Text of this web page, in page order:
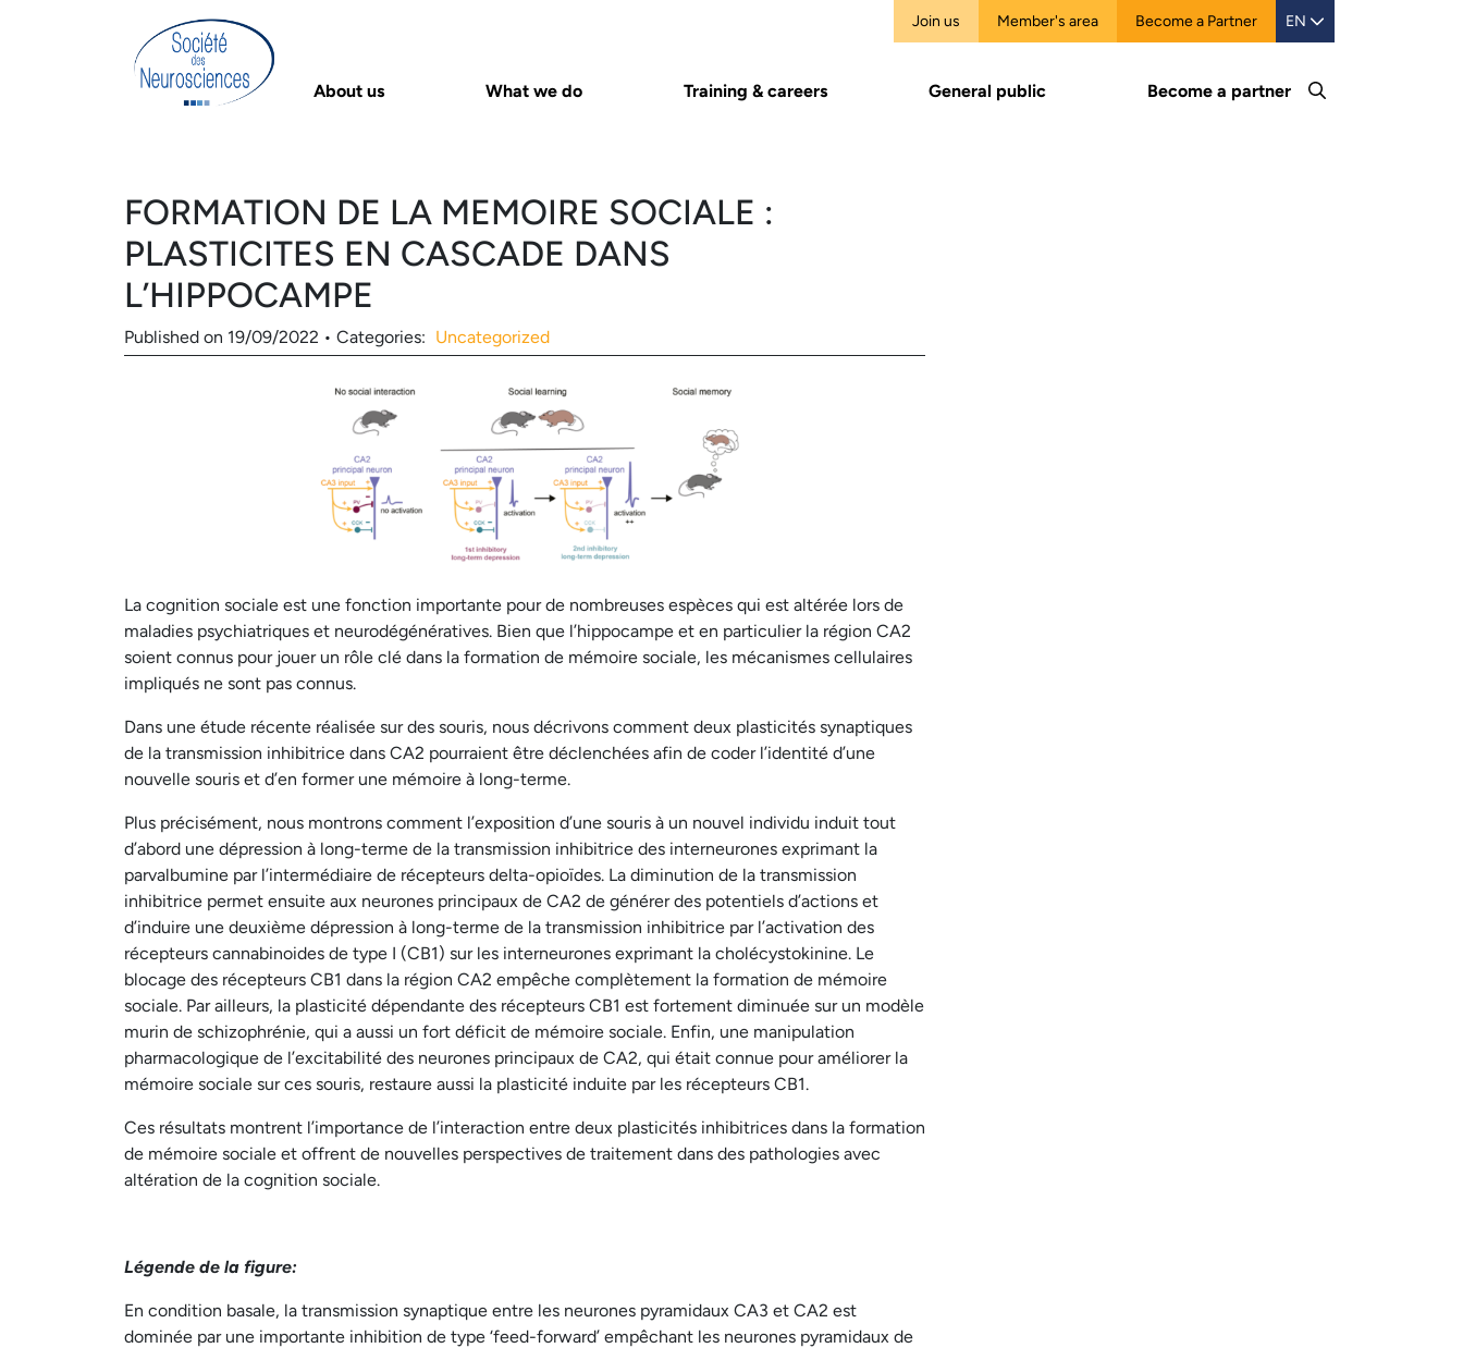
Join us Member's area Become a Partner EN
About us What we do Training & careers General public Become a partner
FORMATION DE LA MEMOIRE SOCIALE :
PLASTICITES EN CASCADE DANS
L’HIPPOCAMPE
Published on 19/09/2022 • Categories: Uncategorized
La cognition sociale est une fonction importante pour de nombreuses espèces qui est altérée lors de
maladies psychiatriques et neurodégénératives. Bien que l’hippocampe et en particulier la région CA2
soient connus pour jouer un rôle clé dans la formation de mémoire sociale, les mécanismes cellulaires
impliqués ne sont pas connus.
Dans une étude récente réalisée sur des souris, nous décrivons comment deux plasticités synaptiques
de la transmission inhibitrice dans CA2 pourraient être déclenchées afin de coder l’identité d’une
nouvelle souris et d’en former une mémoire à long-terme.
Plus précisément, nous montrons comment l’exposition d’une souris à un nouvel individu induit tout
d’abord une dépression à long-terme de la transmission inhibitrice des interneurones exprimant la
parvalbumine par l’intermédiaire de récepteurs delta-opioïdes. La diminution de la transmission
inhibitrice permet ensuite aux neurones principaux de CA2 de générer des potentiels d’actions et
d’induire une deuxième dépression à long-terme de la transmission inhibitrice par l’activation des
récepteurs cannabinoides de type I (CB1) sur les interneurones exprimant la cholécystokinine. Le
blocage des récepteurs CB1 dans la région CA2 empêche complètement la formation de mémoire
sociale. Par ailleurs, la plasticité dépendante des récepteurs CB1 est fortement diminuée sur un modèle
murin de schizophrénie, qui a aussi un fort déficit de mémoire sociale. Enfin, une manipulation
pharmacologique de l’excitabilité des neurones principaux de CA2, qui était connue pour améliorer la
mémoire sociale sur ces souris, restaure aussi la plasticité induite par les récepteurs CB1.
Ces résultats montrent l’importance de l’interaction entre deux plasticités inhibitrices dans la formation
de mémoire sociale et offrent de nouvelles perspectives de traitement dans des pathologies avec
altération de la cognition sociale.
Légende de la figure:
En condition basale, la transmission synaptique entre les neurones pyramidaux CA3 et CA2 est
dominée par une importante inhibition de type ‘feed-forward’ empêchant les neurones pyramidaux de